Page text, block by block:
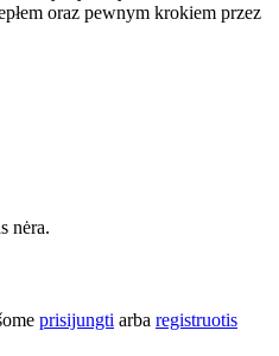
oraz pewnym krokiem przez
nėra.
prisijungti arba registruotis